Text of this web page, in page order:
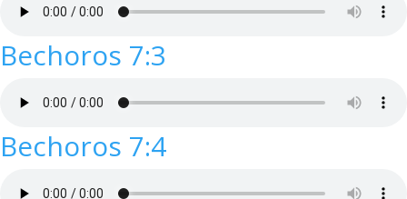
Bechoros 7:3
Bechoros 7:4